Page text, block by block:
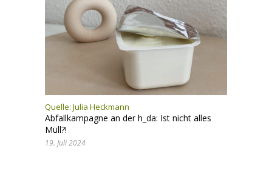
Quelle: Julia Heckmann
Abfallkampagne an der h_da: Ist nicht alles
Müll?!
19. Juli 2024